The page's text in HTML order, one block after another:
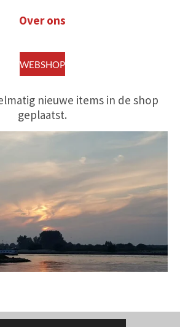
Over ons
WEBSHOP
nieuwe items in de shop
geplaatst.